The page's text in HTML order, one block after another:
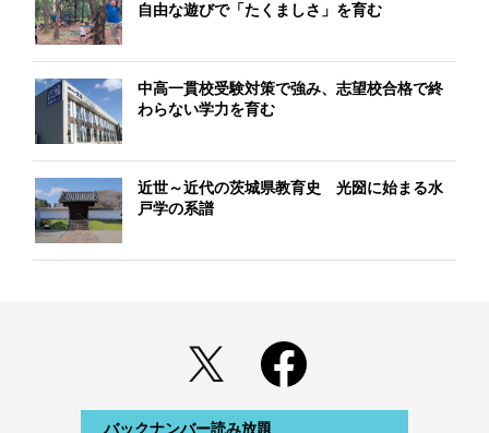
自由な遊びで「たくましさ」を育む
中高一貫校受験対策で強み、志望校合格で終
わらない学力を育む
近世～近代の茨城県教育史 光圀に始まる水
戸学の系譜
バックナンバー読み放題